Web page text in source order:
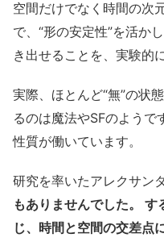
空間だけでなく時間の次
で、“形の安定性”を活か
き出せることを、実験的
実際、ほとんど“無”の状
るのは魔法やSFのようで
性質が働いています。
研究を率いたアレクサン
もありませんでした。
じ、時間と空間の交差点